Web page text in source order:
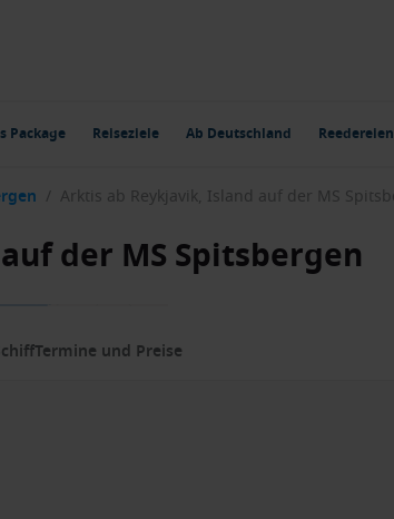
Package Reiseziele Ab Deutschland Reedereien
/
der MS Spitsbergen
Termine und Preise